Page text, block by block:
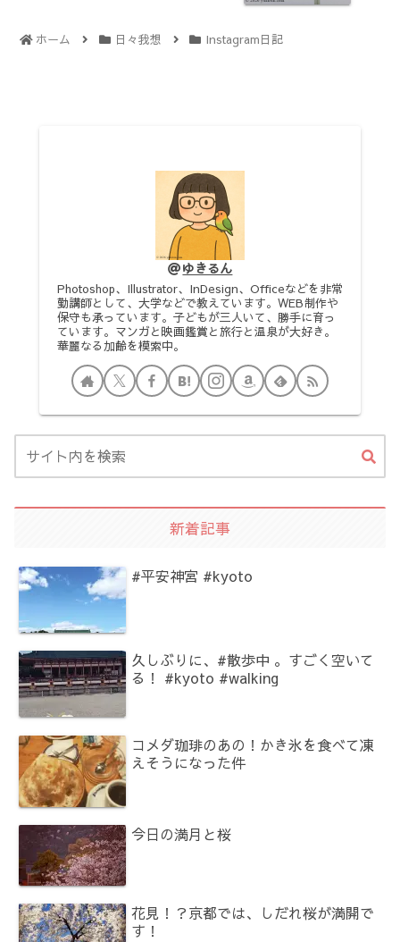
ホーム 日々我想 Instagram日記
ゆきるん
Photoshop、Illustrator、InDesign、Officeなどを非常
勤講師として、大学などで教えています。WEB制作や
保守も承っています。子どもが三人いて、勝手に育っ
ています。マンガと映画鑑賞と旅行と温泉が大好き。
華麗なる加齢を模索中。
新着記事
#平安神宮 #kyoto
久しぶりに、#散歩中 。すごく空いて
る！ #kyoto #walking
コメダ珈琲のあの！かき氷を食べて凍
えそうになった件
今日の満月と桜
花見！？京都では、しだれ桜が満開で
す！